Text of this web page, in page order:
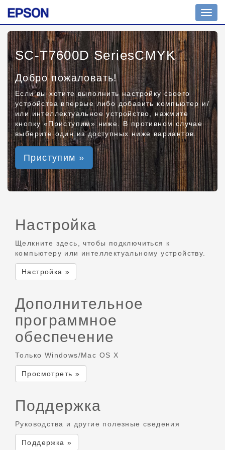
SC-T7600D SeriesCMYK
Добро пожаловать!
Если вы хотите выполнить настройку своего
устройства впервые либо добавить компьютер и/
или интеллектуальное устройство, нажмите
кнопку «Приступим» ниже. В противном случае
выберите один из доступных ниже вариантов.
Приступим »
Настройка
Щелкните здесь, чтобы подключиться к
компьютеру или интеллектуальному устройству.
Настройка »
Дополнительное
программное
обеспечение
Только Windows/Mac OS X
Просмотреть »
Поддержка
Руководства и другие полезные сведения
Поддержка »